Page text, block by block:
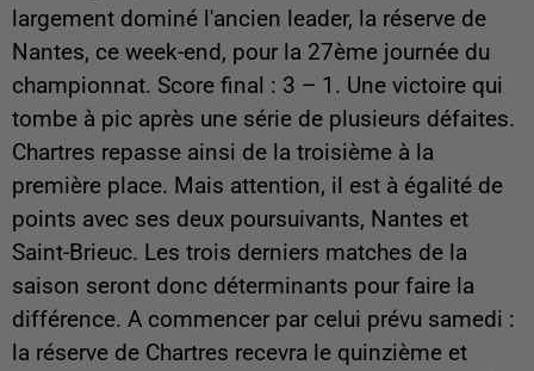
largement dominé l'ancien leader, la réserve de
Nantes, ce week-end, pour la 27ème journée du
championnat. Score final : 3 – 1. Une victoire qui
tombe à pic après une série de plusieurs défaites.
Chartres repasse ainsi de la troisième à la
première place. Mais attention, il est à égalité de
points avec ses deux poursuivants, Nantes et
Saint-Brieuc. Les trois derniers matches de la
saison seront donc déterminants pour faire la
différence. A commencer par celui prévu samedi :
la réserve de Chartres recevra le quinzième et